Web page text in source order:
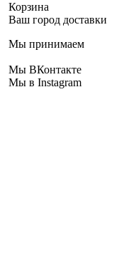
Корзина
Ваш город доставки
Мы принимаем
Мы ВКонтакте
Мы в Instagram